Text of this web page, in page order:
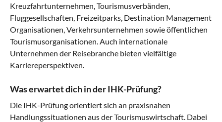
Kreuzfahrtunternehmen, Tourismusverbänden,
Fluggesellschaften, Freizeitparks, Destination Management
Organisationen, Verkehrsunternehmen sowie öffentlichen
Tourismusorganisationen. Auch internationale
Unternehmen der Reisebranche bieten vielfältige
Karriereperspektiven.
Was erwartet dich in der IHK-Prüfung?
Die IHK-Prüfung orientiert sich an praxisnahen
Handlungssituationen aus der Tourismuswirtschaft. Dabei